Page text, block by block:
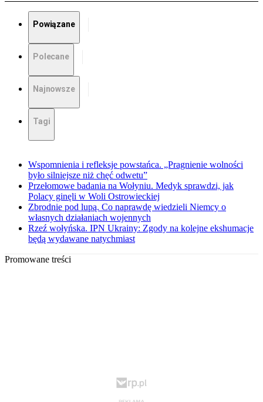
Powiązane
Polecane
Najnowsze
Tagi
Wspomnienia i refleksje powstańca. „Pragnienie wolności
było silniejsze niż chęć odwetu”
Przełomowe badania na Wołyniu. Medyk sprawdzi, jak
Polacy ginęli w Woli Ostrowieckiej
Zbrodnie pod lupą. Co naprawdę wiedzieli Niemcy o
własnych działaniach wojennych
Rzeź wołyńska. IPN Ukrainy: Zgody na kolejne ekshumacje
będą wydawane natychmiast
Promowane treści